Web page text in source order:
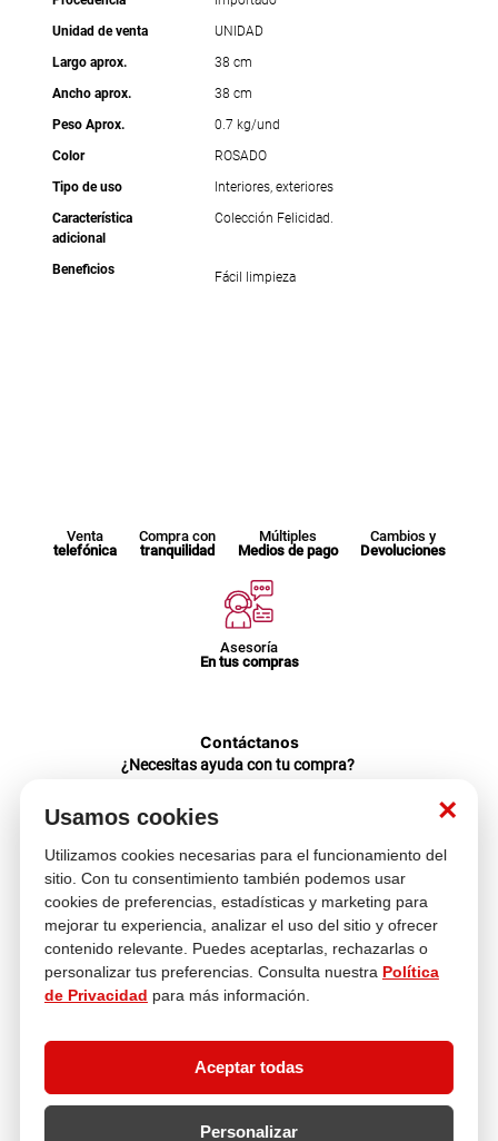
×
Usamos cookies
Utilizamos cookies necesarias para el funcionamiento del
sitio. Con tu consentimiento también podemos usar
cookies de preferencias, estadísticas y marketing para
mejorar tu experiencia, analizar el uso del sitio y ofrecer
contenido relevante. Puedes aceptarlas, rechazarlas o
personalizar tus preferencias. Consulta nuestra Política
de Privacidad para más información.
Aceptar todas
Personalizar
Unidad de venta
UNIDAD
Largo aprox.
38 cm
Ancho aprox.
38 cm
Peso Aprox.
0.7 kg/und
Color
ROSADO
Tipo de uso
Interiores, exteriores
Característica
adicional
Colección Felicidad.
Beneficios Fácil limpieza
Venta
telefónica
Compra con
tranquilidad
Múltiples
Medios de pago
Cambios y
Devoluciones
Asesoría
En tus compras
Contáctanos
¿Necesitas ayuda con tu compra?
WhatsApp: +51 993 560 246
Central Telefónica: 01 619 4444
Clientes corporativos
Kimberly Garcia
Jefa de Ventas Empresas
kgarcia@multitop.pe
Tienda física
Av. Iquitos 670 - 699, La Victoria
L-S: 8:00 a.m. - 6:30 p.m.